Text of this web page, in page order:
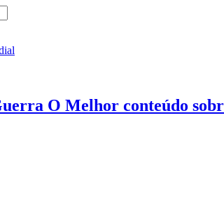
O Melhor conteúdo